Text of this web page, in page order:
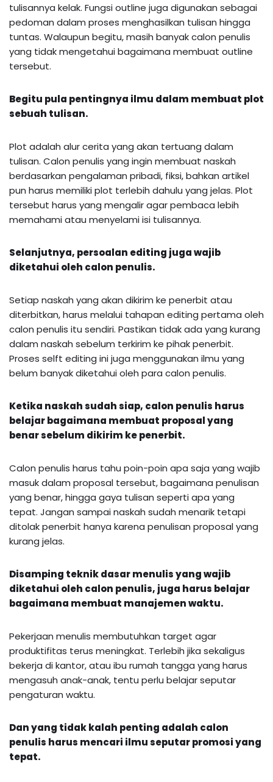
tulisannya kelak. Fungsi outline juga digunakan sebagai
pedoman dalam proses menghasilkan tulisan hingga
tuntas. Walaupun begitu, masih banyak calon penulis
yang tidak mengetahui bagaimana membuat outline
tersebut.
Begitu pula pentingnya ilmu dalam membuat plot
sebuah tulisan.
Plot adalah alur cerita yang akan tertuang dalam
tulisan. Calon penulis yang ingin membuat naskah
berdasarkan pengalaman pribadi, fiksi, bahkan artikel
pun harus memiliki plot terlebih dahulu yang jelas. Plot
tersebut harus yang mengalir agar pembaca lebih
memahami atau menyelami isi tulisannya.
Selanjutnya, persoalan editing juga wajib
diketahui oleh calon penulis.
Setiap naskah yang akan dikirim ke penerbit atau
diterbitkan, harus melalui tahapan editing pertama oleh
calon penulis itu sendiri. Pastikan tidak ada yang kurang
dalam naskah sebelum terkirim ke pihak penerbit.
Proses selft editing ini juga menggunakan ilmu yang
belum banyak diketahui oleh para calon penulis.
Ketika naskah sudah siap, calon penulis harus
belajar bagaimana membuat proposal yang
benar sebelum dikirim ke penerbit.
Calon penulis harus tahu poin-poin apa saja yang wajib
masuk dalam proposal tersebut, bagaimana penulisan
yang benar, hingga gaya tulisan seperti apa yang
tepat. Jangan sampai naskah sudah menarik tetapi
ditolak penerbit hanya karena penulisan proposal yang
kurang jelas.
Disamping teknik dasar menulis yang wajib
diketahui oleh calon penulis, juga harus belajar
bagaimana membuat manajemen waktu.
Pekerjaan menulis membutuhkan target agar
produktifitas terus meningkat. Terlebih jika sekaligus
bekerja di kantor, atau ibu rumah tangga yang harus
mengasuh anak-anak, tentu perlu belajar seputar
pengaturan waktu.
Dan yang tidak kalah penting adalah calon
penulis harus mencari ilmu seputar promosi yang
tepat.